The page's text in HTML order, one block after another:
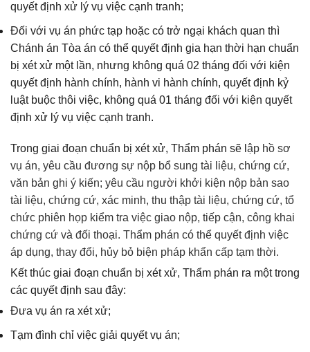
quyết định xử lý vụ việc cạnh tranh;
Đối với vụ án phức tạp hoặc có trở ngại khách quan thì
Chánh án Tòa án có thể quyết định gia hạn thời hạn chuẩn
bị xét xử một lần, nhưng không quá 02 tháng đối với kiện
quyết định hành chính, hành vi hành chính, quyết định kỷ
luật buộc thôi việc, không quá 01 tháng đối với kiện quyết
định xử lý vụ việc cạnh tranh.
Trong giai đoạn chuẩn bị xét xử, Thẩm phán sẽ l ập hồ sơ
vụ án, yêu cầu đương sự nộp bổ sung tài liệu, chứng cứ,
văn bản ghi ý kiến; yêu cầu người khởi kiện nộp bản sao
tài liệu, chứng cứ, xác minh, thu thập tài liệu, chứng cứ, tổ
chức phiên họp kiểm tra việc giao nộp, tiếp cận, công khai
chứng cứ và đối thoại. Thẩm phán có thể quyết định việc
áp dụng, thay đổi, hủy bỏ biện pháp khẩn cấp tạm thời.
Kết thúc giai đoạn chuẩn bị xét xử, Thẩm phán ra một trong
các quyết định sau đây:
Đưa vụ án ra xét xử;
Tạm đình chỉ việc giải quyết vụ án;